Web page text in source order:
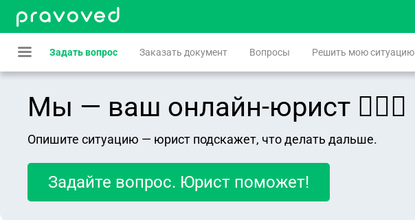
Задать вопрос Заказать документ Вопросы Решить мою ситуацию
Мы — ваш онлайн-юрист 👨🏻‍⚖️
Опишите ситуацию — юрист подскажет, что делать дальше.
Задайте вопрос. Юрист поможет!